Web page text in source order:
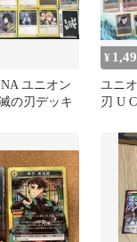
ユニオン
の刃デッキ
¥
ユニ
刃 U